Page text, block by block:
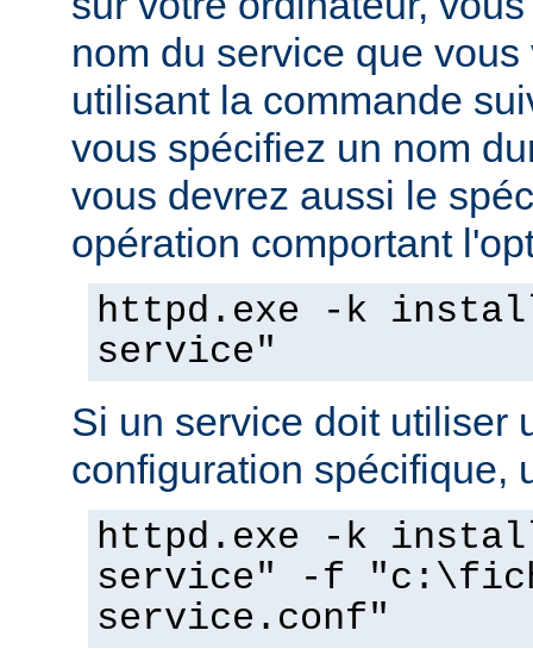
nom du service que
utilisant la commande
vous spécifiez un nom
vous devrez aussi le
opération comportant
httpd.exe -k
service"
Si un service doit utiliser
configuration spécifique,
httpd.exe -k
service" -f
service.conf"